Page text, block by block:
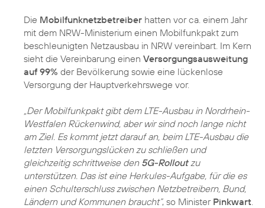
Die Mobilfunknetzbetreiber hatten vor ca. einem Jahr
mit dem NRW-Ministerium einen Mobilfunkpakt zum
beschleunigten Netzausbau in NRW vereinbart. Im Kern
sieht die Vereinbarung einen Versorgungsausweitung
auf 99% der Bevölkerung sowie eine lückenlose
Versorgung der Hauptverkehrswege vor.
„Der Mobilfunkpakt gibt dem LTE-Ausbau in Nordrhein-
Westfalen Rückenwind, aber wir sind noch lange nicht
am Ziel. Es kommt jetzt darauf an, beim LTE-Ausbau die
letzten Versorgungslücken zu schließen und
gleichzeitig schrittweise den 5G-Rolloutzu
unterstützen. Das ist eine Herkules-Aufgabe, für die es
einen Schulterschluss zwischen Netzbetreibern, Bund,
Ländern und Kommunen braucht“, so Minister Pinkwart